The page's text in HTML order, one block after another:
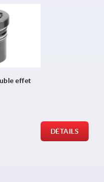
effet
DÉTAILS